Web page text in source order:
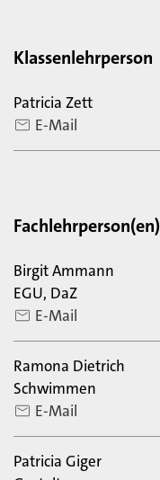
Klassenlehrperson
Patricia Zett
E-Mail
Fachlehrperson(en)
Birgit Ammann
EGU, DaZ
E-Mail
Ramona Dietrich
Schwimmen
E-Mail
Patricia Giger